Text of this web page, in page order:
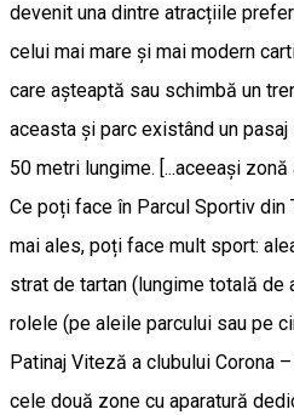
devenit una dintre atracțiile
celui mai mare și mai modern
care așteaptă sau schimbă un
aceasta și parc existând un
50 metri lungime. [...aceeași
Ce poți face în Parcul Sportiv din
mai ales, poți face mult sport:
strat de tartan (lungime totală de
rolele (pe aleile parcului sau pe
Patinaj Viteză a clubului Corona
cele două zone cu aparatură